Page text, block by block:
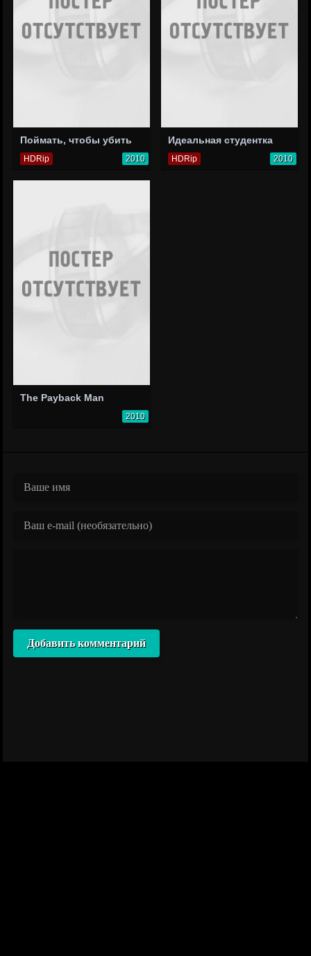
Поймать, чтобы убить
HDRip 2010
Идеальная студентка
HDRip 2010
The Payback Man
2010
Добавить комментарий